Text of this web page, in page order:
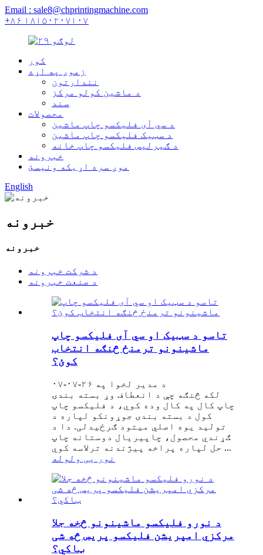
Email : sale8@chprintingmachine.com
+۸۶ ۱۸۱۵۰۲۰۷۱۰۷
کور
زموږ په اړه
نندارتون
د ماشین کولو مرکز
سند
محصولات
د سي آی فلیکسو چاپ ماشین
د سټیک فلیکسو چاپ ماشین
د ګیرلیس فلیکسو چاپ خانه
خبرونه
موږ سره اړیکه ونیسئ
English
خبرونه
خبرونه
د شرکت خبرونه
د صنعت خبرونه
تاسو د سټیک او سي آی فلیکسو چاپ
ماشینونو ترمنځ څنګه انتخاب
کوئ؟
د مدیر لخوا په ۲۶-۰۷-۰۷
لکه څنګه چې د انعطاف وړ بسته بندۍ
چاپ کال په کال وده کوي، د فلیکسو چاپ
کول د بسته بندۍ جوړونکو لپاره د
تولید یوه اصلي میتود ګرځیدلی. دا د
ګړندي محصول، چاپیریال دوستانه چاپ
حل لپاره پراخه پیژندنه ترلاسه کوي ...
نور یی ولوله
د نورو فلیکسو ماشینونو څخه جلا
مرکزي امپریشن فلیکسو پریس څه شی
ټاکي؟